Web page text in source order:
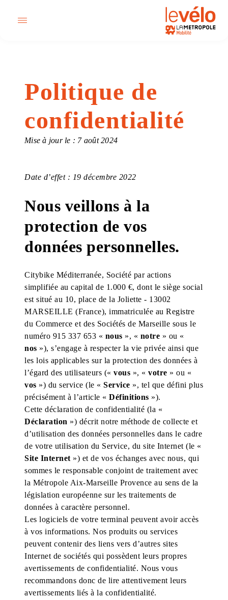
Politique de
confidentialité
Mise à jour le : 7 août 2024
Date d’effet : 19 décembre 2022
Nous veillons à la
protection de vos
données personnelles.
Citybike Méditerranée, Société par actions
simplifiée au capital de 1.000 €, dont le siège social
est situé au 10, place de la Joliette - 13002
MARSEILLE (France), immatriculée au Registre
du Commerce et des Sociétés de Marseille sous le
numéro 915 337 653 « nous », « notre » ou «
nos »), s’engage à respecter la vie privée ainsi que
les lois applicables sur la protection des données à
l’égard des utilisateurs (« vous », « votre » ou «
vos ») du service (le « Service », tel que défini plus
précisément à l’article « Définitions »).
Cette déclaration de confidentialité (la «
Déclaration ») décrit notre méthode de collecte et
d’utilisation des données personnelles dans le cadre
de votre utilisation du Service, du site Internet (le «
Site Internet ») et de vos échanges avec nous, qui
sommes le responsable conjoint de traitement avec
la Métropole Aix-Marseille Provence au sens de la
législation européenne sur les traitements de
données à caractère personnel.
Les logiciels de votre terminal peuvent avoir accès
à vos informations. Nos produits ou services
peuvent contenir des liens vers d’autres sites
Internet de sociétés qui possèdent leurs propres
avertissements de confidentialité. Nous vous
recommandons donc de lire attentivement leurs
avertissements liés à la confidentialité.